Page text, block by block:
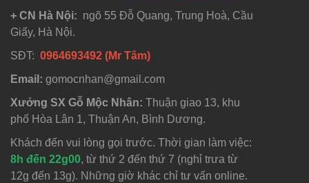
+ CN Hà Nội: ngõ 55 Đỗ Quang, Trung Hoà, Cầu
Giấy, Hà Nội.
SĐT: 0964693492 (Mr Tâm)
Email: gomocnhan@gmail.com
Xưởng SX Gỗ Mộc Nhân: Thuận giao 13, khu
phố Hòa Lân 1, Thuận An, Bình Dương.
Khách đến vui lòng gọi trước. Thời gian làm việc:
8h đến 22g00, từ thứ 2 đến thứ 7 (nghỉ trưa từ
12g đến 13g). Những giờ khác chỉ tư vấn online.